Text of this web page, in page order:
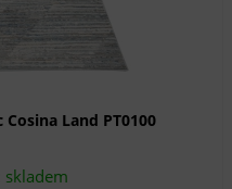
Land PT0100
skladem